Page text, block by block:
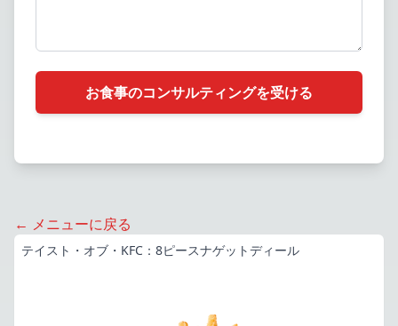
テイスト・オブ・KFC：8ピースナゲットディール
お食事のコンサルティングを受ける
← メニューに戻る